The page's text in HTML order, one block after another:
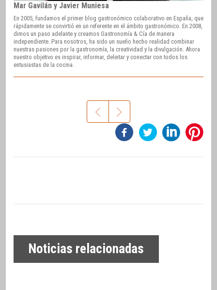
Mar Gavilán y Javier Muniesa
En 2005, fundamos el primer blog gastronómico colaborativo en España, que
rápidamente se convirtió en un referente en el ámbito gastronómico. En 2008,
dimos un paso adelante y creamos Gastronomía & Cía de manera
independiente. Para nosotros, ha sido un sueño hecho realidad combinar
nuestras pasiones por la gastronomía, la creatividad y la divulgación. Ahora
nuestro objetivo es inspirar, informar, deleitar y conectar con todos los
entusiastas de la cocina.
Noticias relacionadas